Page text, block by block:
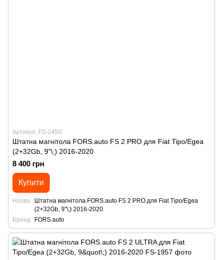
Артикул: FS-2450
Штатна магнітола FORS.auto FS 2 PRO для Fiat Tipo/Egea
(2+32Gb, 9"\;) 2016-2020
8 400 грн
Купити
Назва
Штатна магнітола FORS.auto FS 2 PRO для Fiat Tipo/Egea
(2+32Gb, 9"\;) 2016-2020
Бренд
FORS.auto